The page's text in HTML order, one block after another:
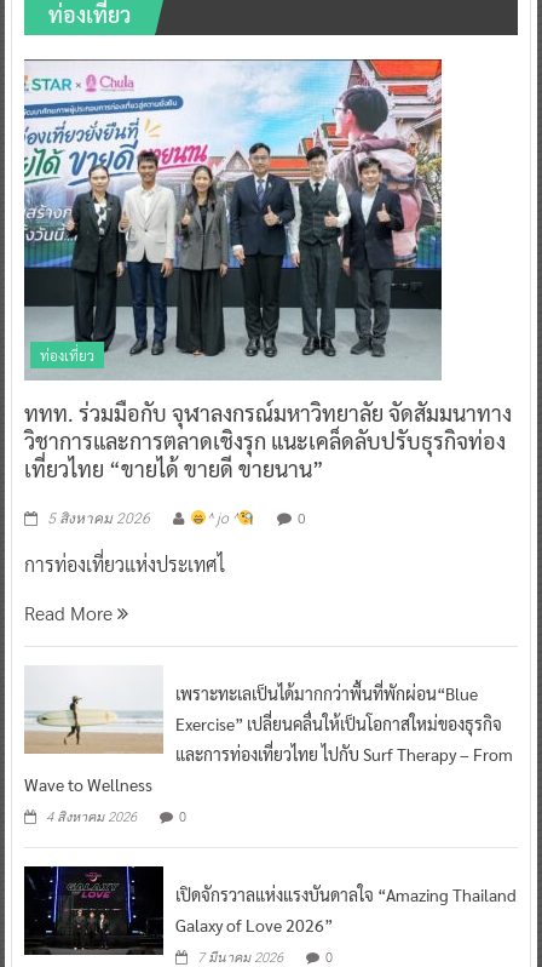
ท่องเที่ยว
ท่องเที่ยว
ททท. ร่วมมือกับ จุฬาลงกรณ์มหาวิทยาลัย จัดสัมมนาทาง
วิชาการและการตลาดเชิงรุก แนะเคล็ดลับปรับธุรกิจท่อง
เที่ยวไทย “ขายได้ ขายดี ขายนาน”
5 สิงหาคม 2026 ^ jo ^ 0
การท่องเที่ยวแห่งประเทศไ
Read More
เพราะทะเลเป็นได้มากกว่าพื้นที่พักผ่อน“Blue
Exercise” เปลี่ยนคลื่นให้เป็นโอกาสใหม่ของธุรกิจ
และการท่องเที่ยวไทย ไปกับ Surf Therapy – From
Wave to Wellness
4 สิงหาคม 2026 0
เปิดจักรวาลแห่งแรงบันดาลใจ “Amazing Thailand
Galaxy of Love 2026”
7 มีนาคม 2026 0